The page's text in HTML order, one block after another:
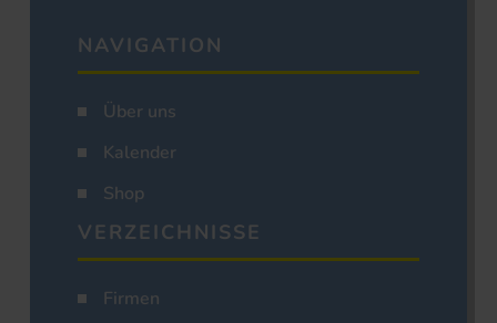
NAVIGATION
Über uns
Kalender
Shop
VERZEICHNISSE
Firmen